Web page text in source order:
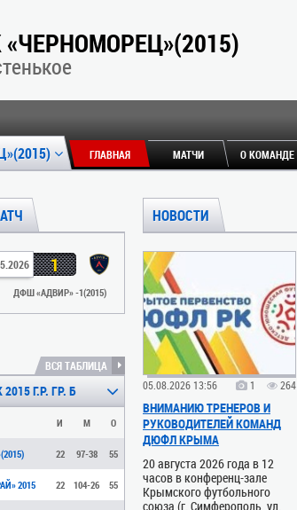
ГЛАВНАЯ МАТЧИ О КОМАНДЕ
1
ДФШ «АДВИР» -1(2015)
ВСЯ ТАБЛИЦА
Г.Р. ГР. Б
И М О
22 97-38 55
2015 22 104-26 55
НОВОСТИ
05.08.2026 13:56 1 264
ВНИМАНИЮ ТРЕНЕРОВ И
РУКОВОДИТЕЛЕЙ КОМАНД
ДЮФЛ КРЫМА
20 августа 2026 года в 12
часов в конференц-зале
Крымского футбольного
союза (г. Симферополь, ул.